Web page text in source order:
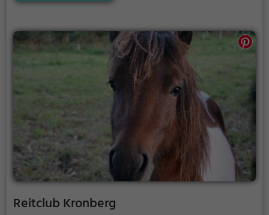
Kultureinrichtungen in Hessen. Der Opel-Zoo
finanziert sich ausschließlich durch Eintrittsgelder
und Spenden. In dem Zoo leben etwa 1700 Tiere in
200 Arten aus fast allen Kontinenten.
Reitclub Kronberg